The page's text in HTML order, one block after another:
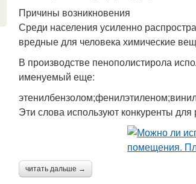
Причины возникновения
Среди населения усиленно
вредные для человека химические
В производстве пенополистирола
именуемый еще:
Эти слова используют конкуренты
читать дальше →